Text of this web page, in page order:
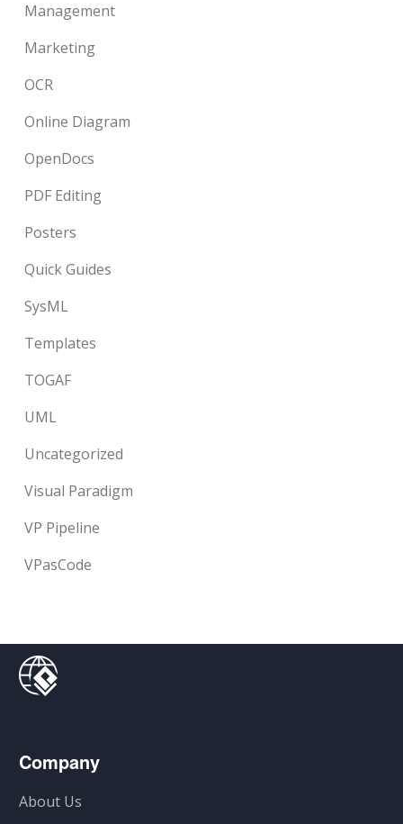
Management
Marketing
OCR
Online Diagram
OpenDocs
PDF Editing
Posters
Quick Guides
SysML
Templates
TOGAF
UML
Uncategorized
Visual Paradigm
VP Pipeline
VPasCode
Company
About Us